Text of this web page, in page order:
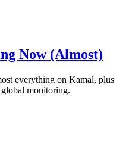
Now (Almost)
everything on Kamal, plus
monitoring.